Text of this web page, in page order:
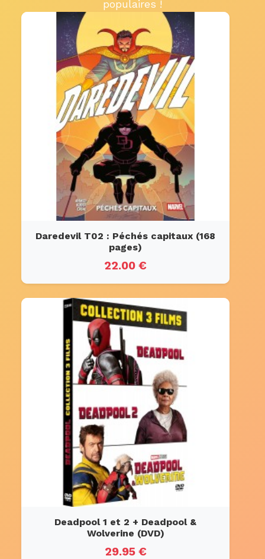
populaires !
Daredevil T02 : Péchés capitaux (168
pages)
22.00 €
Deadpool 1 et 2 + Deadpool &
Wolverine (DVD)
29.95 €